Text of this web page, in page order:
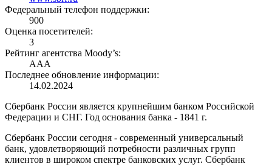
Федеральный телефон поддержки:
900
Оценка посетителей:
3
Рейтинг агентства Moody’s:
AAA
Последнее обновление информации:
14.02.2024
Сбербанк России является крупнейшим банком Российской
Федерации и СНГ. Год основания банка - 1841 г.
Сбербанк России сегодня - современный универсальный
банк, удовлетворяющий потребности различных групп
клиентов в широком спектре банковских услуг. Сбербанк